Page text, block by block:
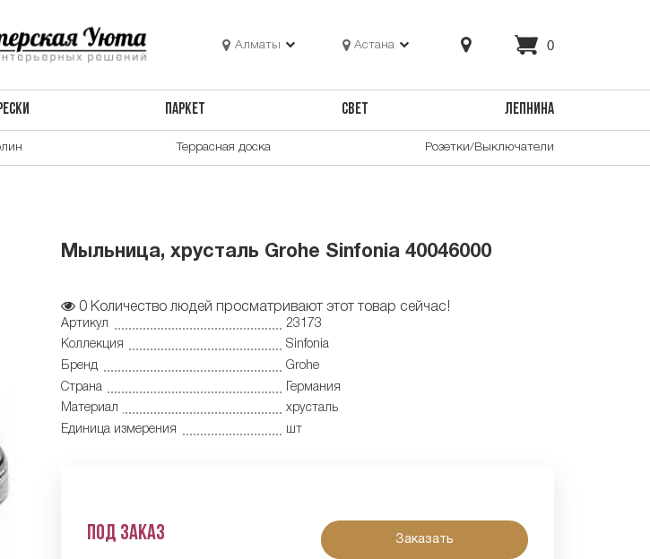
Алматы Астана 0
ПАРКЕТ СВЕТ ЛЕПНИНА
Террасная доска Розетки/Выключатели
Мыльница, хрусталь Grohe Sinfonia 40046000
0 Количество людей просматривают этот товар сейчас!
Артикул
23173
Коллекция
Sinfonia
Бренд
Grohe
Страна
Германия
Материал
хрусталь
Единица измерения
шт
Под заказ Заказать